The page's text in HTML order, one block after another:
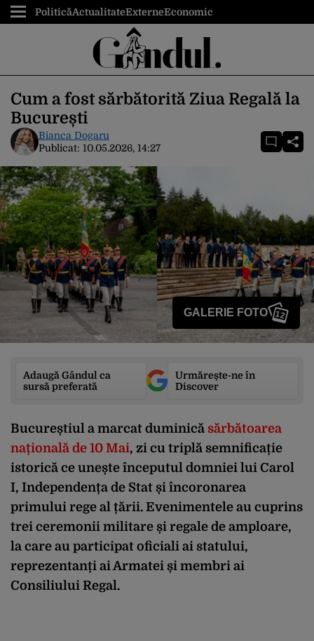
PoliticăActualitateExterneEconomic
Cum a fost sărbătorită Ziua Regală la
București
Bianca Dogaru
Publicat: 10.05.2026, 14:27
GALERIE FOTO 12
Adaugă Gândul ca
sursă preferată
Urmărește-ne în
Discover
Bucureștiul a marcat duminică sărbătoarea
națională de 10 Mai, zi cu triplă semnificație
istorică ce unește începutul domniei lui Carol
I, Independența de Stat și încoronarea
primului rege al țării. Evenimentele au cuprins
trei ceremonii militare și regale de amploare,
la care au participat oficiali ai statului,
reprezentanți ai Armatei și membri ai
Consiliului Regal.